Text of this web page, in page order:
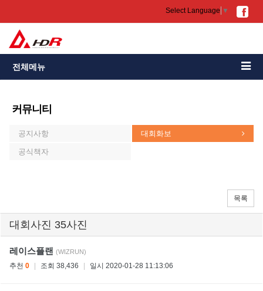
Select Language ▼
전체메뉴
커뮤니티
공지사항 대회화보
공식책자
목록
대회사진 35사진
레이스플랜 (WIZRUN)
추천 0 조회 38,436 일시 2020-01-28 11:13:06